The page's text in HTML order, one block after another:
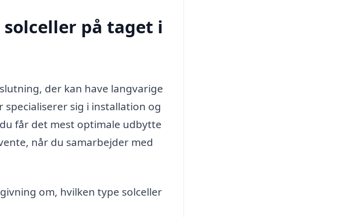
på taget i
der kan have langvarige
sig i installation og
får det mest optimale udbytte
når du samarbejder med
om, hvilken type solceller